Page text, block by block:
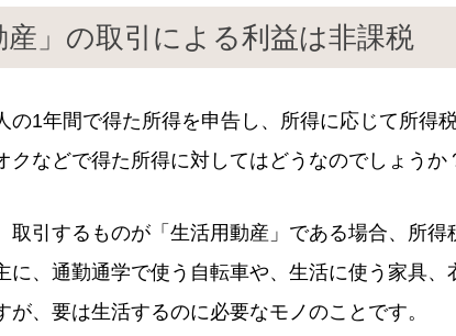
産」の取引による利益は非課税
の1年間で得た所得を申告し、所得に応じて所得
クなどで得た所得に対してはどうなのでしょうか
取引するものが「生活用動産」である場合、所得
に、通勤通学で使う自転車や、生活に使う家具、
が、要は生活するのに必要なモノのことです。